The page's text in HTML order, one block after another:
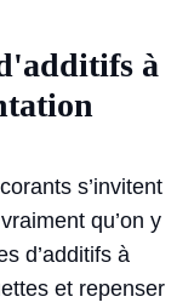
à
s’invitent
qu’on y
d’additifs à
et repenser